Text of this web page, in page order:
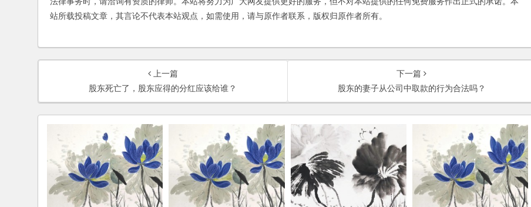
站所载投稿文章，其言论不代表本站观点，如需使用，请与原作者联系，版权归原作者所有。
上一篇
股东死亡了，股东应得的分红应该给谁？
下一篇
股东的妻子从公司中取款的行为合法吗？